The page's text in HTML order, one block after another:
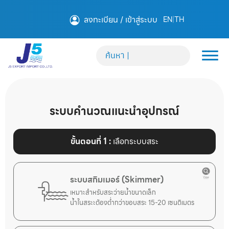
ลงทะเบียน / เข้าสู่ระบบ EN|TH
ระบบคำนวณแนะนำอุปกรณ์
ขั้นตอนที่ 1 : เลือกระบบสระ
ระบบสกิมเมอร์ (Skimmer)
เหมาะสำหรับสระว่ายน้ำขนาดเล็ก
น้ำในสระะต้องต่ำกว่าขอบสระ 15-20 เซนติเมตร